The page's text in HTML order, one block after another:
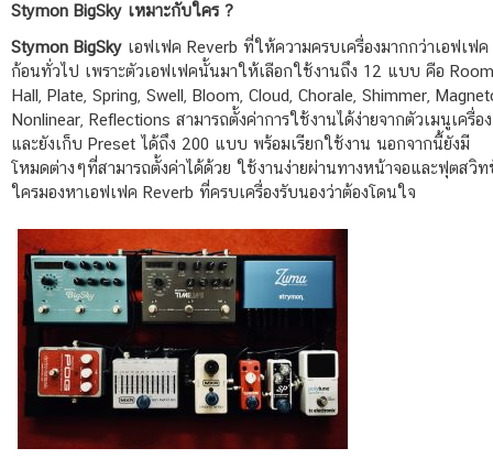
Stymon BigSky เหมาะกับใคร ?
Stymon BigSky เอฟเฟค Reverb ที่ให้ความครบเครื่องมากกว่าเอฟเฟค
ก้อนทั่วไป เพราะตัวเอฟเฟคนั้นมาให้เลือกใช้งานถึง 12 แบบ คือ
Hall, Plate, Spring, Swell, Bloom, Cloud, Chorale, Shimmer,
Nonlinear, Reflections สามารถตั้งค่าการใช้งานได้ง่ายจากตัวเมนูเครื่อง
และยังเก็บ Preset ได้ถึง 200 แบบ พร้อมเรียกใช้งาน นอกจากนี้ยังมี
โหมดต่างๆที่สามารถตั้งค่าได้ด้วย ใช้งานง่ายผ่านทางหน้าจอและฟุตสวิ
ใครมองหาเอฟเฟค Reverb ที่ครบเครื่องรับนองว่าต้องโดนใจ